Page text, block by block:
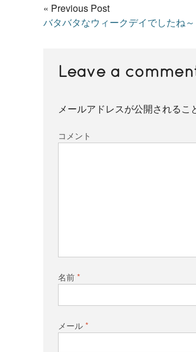
« Previous Post
バタバタなウィークデイでしたね～
Leave a
メールアドレスが公開されるこ
コメント
名前*
メール*